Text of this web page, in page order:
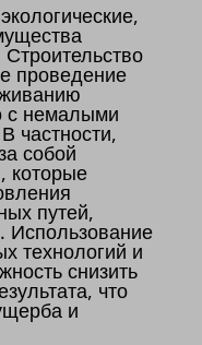
Строительство
проведение
с немалыми
частности,
собой
которые
путей,
Использование
технологий и
снизить
что
и